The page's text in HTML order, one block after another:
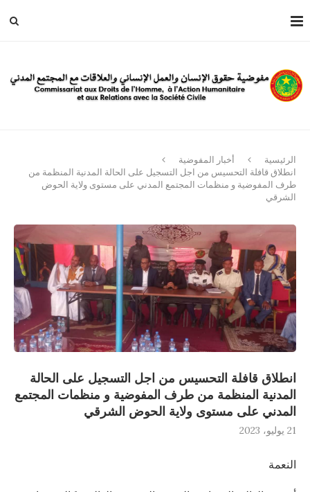
الرئيسية
أخبار المفوضية
انطلاق قافلة التحسيس من اجل التسجيل على الحالة المدنية المنظمة من
طرف المفوضية و منظمات المجتمع المدني على مستوى ولاية الحوض
الشرقي
انطلاق قافلة التحسيس من اجل التسجيل على الحالة
المدنية المنظمة من طرف المفوضية و منظمات المجتمع
المدني على مستوى ولاية الحوض الشرقي
21 يوليو، 2023
النعمة